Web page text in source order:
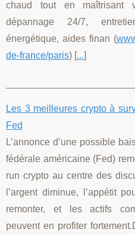
chaud tout en maîtrisant
dépannage 24/7,
énergétique, aides finan (
de-france/paris) [...]
Les 3 meilleures crypto à
Fed
L’annonce d’une possible
fédérale américaine (Fed)
run crypto au centre des
l’argent diminue, l’appétit
remonter, et les actifs
peuvent en profiter